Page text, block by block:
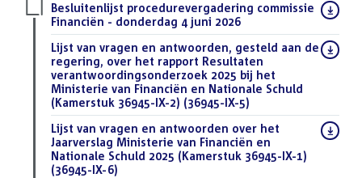
Download
bestand:
Besluitenlijst procedurevergadering commissie
Financiën - donderdag 4 juni 2026
Download
bestand:
Lijst van vragen en antwoorden, gesteld aan de
regering, over het rapport Resultaten
verantwoordingsonderzoek 2025 bij het
Ministerie van Financiën en Nationale Schuld
(Kamerstuk 36945-IX-2) (36945-IX-5)
Download
bestand:
Lijst van vragen en antwoorden over het
Jaarverslag Ministerie van Financiën en
Nationale Schuld 2025 (Kamerstuk 36945-IX-1)
(36945-IX-6)